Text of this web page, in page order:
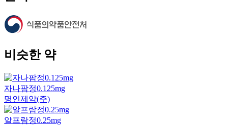
비슷한 약
자나팜정0.125mg
명인제약(주)
알프람정0.25mg